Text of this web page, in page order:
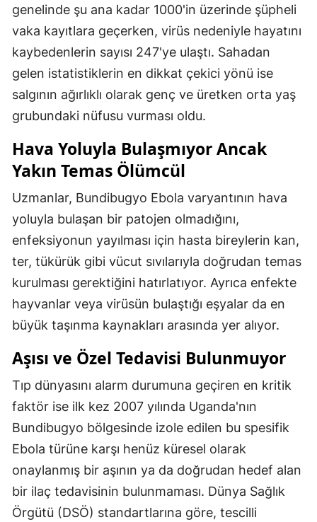
genelinde şu ana kadar 1000'in üzerinde şüpheli
vaka kayıtlara geçerken, virüs nedeniyle hayatını
kaybedenlerin sayısı 247'ye ulaştı. Sahadan
gelen istatistiklerin en dikkat çekici yönü ise
salgının ağırlıklı olarak genç ve üretken orta yaş
grubundaki nüfusu vurması oldu.
Hava Yoluyla Bulaşmıyor Ancak
Yakın Temas Ölümcül
Uzmanlar, Bundibugyo Ebola varyantının hava
yoluyla bulaşan bir patojen olmadığını,
enfeksiyonun yayılması için hasta bireylerin kan,
ter, tükürük gibi vücut sıvılarıyla doğrudan temas
kurulması gerektiğini hatırlatıyor. Ayrıca enfekte
hayvanlar veya virüsün bulaştığı eşyalar da en
büyük taşınma kaynakları arasında yer alıyor.
Aşısı ve Özel Tedavisi Bulunmuyor
Tıp dünyasını alarm durumuna geçiren en kritik
faktör ise ilk kez 2007 yılında Uganda'nın
Bundibugyo bölgesinde izole edilen bu spesifik
Ebola türüne karşı henüz küresel olarak
onaylanmış bir aşının ya da doğrudan hedef alan
bir ilaç tedavisinin bulunmaması. Dünya Sağlık
Örgütü (DSÖ) standartlarına göre, tescilli